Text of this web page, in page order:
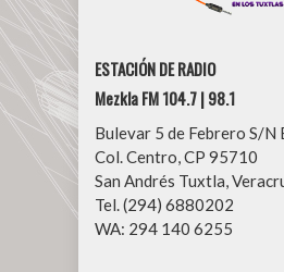
ESTACIÓN DE RADIO
Mezkla FM 104.7 | 98.1
Bulevar 5 de Febrero S/N
Col. Centro, CP 95710
San Andrés Tuxtla,
Tel. (294) 6880202
WA: 294 140 6255